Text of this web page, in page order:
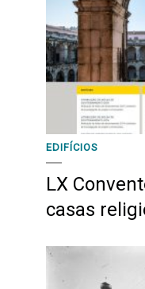
EDIFÍCIOS
LX
casas